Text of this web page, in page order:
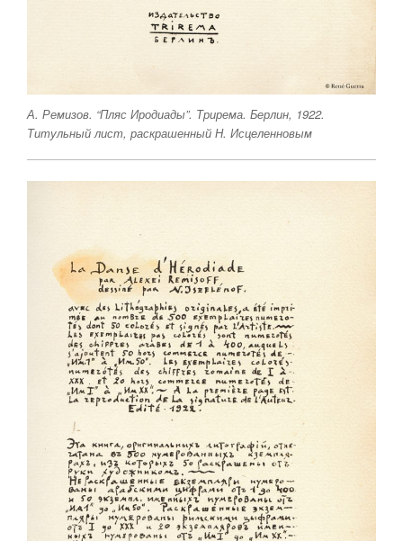
А. Ремизов. “Пляс Иродиады”. Трирема. Берлин, 1922.
Титульный лист, раскрашенный Н. Исцеленновым